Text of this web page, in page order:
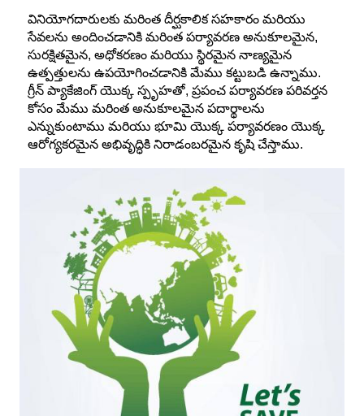
వినియోగదారులకు మరింత దీర్ఘకాలిక సహకారం మరియు
సేవలను అందించడానికి మరింత పర్యావరణ అనుకూలమైన,
సురక్షితమైన, అధోకరణం మరియు స్థిరమైన నాణ్యమైన
ఉత్పత్తులను ఉపయోగించడానికి మేము కట్టుబడి ఉన్నాము.
గ్రీన్ ప్యాకేజింగ్ యొక్క స్పృహతో, ప్రపంచ పర్యావరణ పరివర్తన
కోసం మేము మరింత అనుకూలమైన పదార్థాలను
ఎన్నుకుంటాము మరియు భూమి యొక్క పర్యావరణం యొక్క
ఆరోగ్యకరమైన అభివృద్ధికి నిరాడంబరమైన కృషి చేస్తాము.